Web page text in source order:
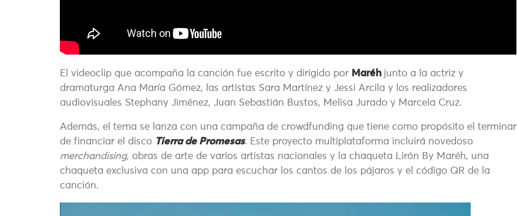
El videoclip que acompaña la canción fue escrito y dirigido por Maréh junto a la actriz y
dramaturga Ana María Gómez, las artistas Sara Martínez y Jessi Arcila y los realizadores
audiovisuales Stephany Jiménez, Juan Sebastián Bustos, Melisa Jurado y Marcela Cruz.
Además, el tema se lanza con una campaña de crowdfunding que tiene como propósito el terminar
de financiar el disco Tierra de Promesas. Este proyecto multiplataforma incluirá novedoso
merchandising, obras de arte de varios artistas nacionales y la chaqueta Lirón By Maréh, una
chaqueta exclusiva con una app para escuchar los cantos de los pájaros y el código QR de la
canción.